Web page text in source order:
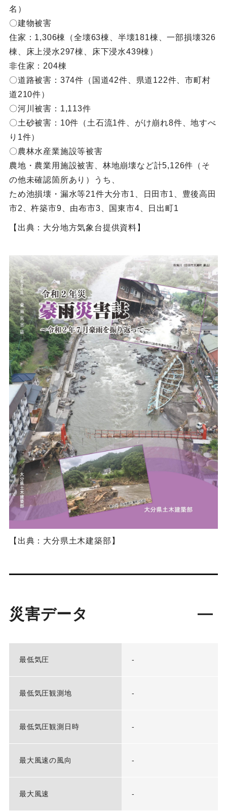
名）
〇建物被害
住家：1,306棟（全壊63棟、半壊181棟、一部損壊326
棟、床上浸水297棟、床下浸水439棟）
非住家：204棟
〇道路被害：374件（国道42件、県道122件、市町村
道210件）
〇河川被害：1,113件
〇土砂被害：10件（土石流1件、がけ崩れ8件、地すべ
り1件）
〇農林水産業施設等被害
農地・農業用施設被害、林地崩壊など計5,126件（そ
の他未確認箇所あり）うち、
ため池損壊・漏水等21件大分市1、日田市1、豊後高田
市2、杵築市9、由布市3、国東市4、日出町1
【出典：大分地方気象台提供資料】
【出典：大分県土木建築部】
災害データ
最低気圧 -
最低気圧観測地 -
最低気圧観測日時 -
最大風速の風向 -
最大風速 -